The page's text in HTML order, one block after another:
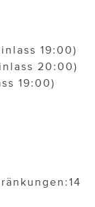
19:00)
20:00)
19:00)